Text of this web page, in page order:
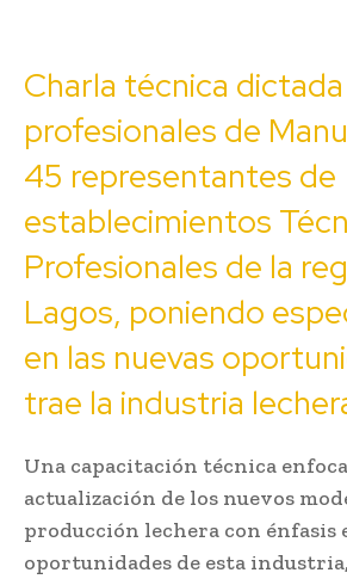
Charla técnica
profesionales de
45 representantes de
establecimientos
Profesionales de la
Lagos, poniendo
en las nuevas
trae la industria
Una capacitación técnica
actualización de los nuevos
producción lechera con énfasis
oportunidades de esta